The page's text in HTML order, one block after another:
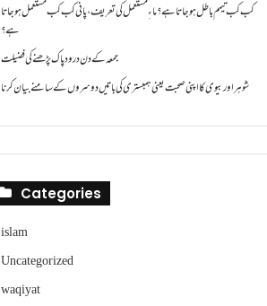
کب کب تیمم باطل ہو جاتا ہے؟ ماءِ مستعمل کی تعریف ،پانی کب کب مستعمل ہو جاتا
ہے؟
جمعہ کے دن درود پاک پڑھنے کی فضیلت
شوہر اور بیوی کا اپنی صحبت یعنی ہمبستری کی باتیں دوسروں کے سامنے بیان کرنا
Categories
islam
Uncategorized
waqiyat